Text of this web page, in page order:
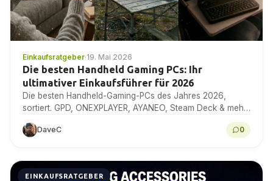
Einkaufsratgeber·19. Mai 2026
Die besten Handheld Gaming PCs: Ihr
ultimativer Einkaufsführer für 2026
Die besten Handheld-Gaming-PCs des Jahres 2026,
sortiert. GPD, ONEXPLAYER, AYANEO, Steam Deck & mehr,
mit Benchmarks, technischen Daten und Kaufberatung
durch Experten.
DaveC 0
EINKAUFSRATGEBER